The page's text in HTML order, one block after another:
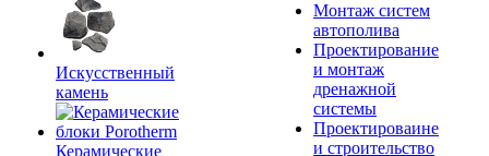
Искусственный
камень
Керамические
Монтаж систем
автополива
Проектирование
и монтаж
дренажной
системы
Проектироваине
и строительство